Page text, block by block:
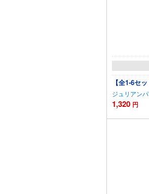
【全1-6セ
ジュリアン
1,320 円